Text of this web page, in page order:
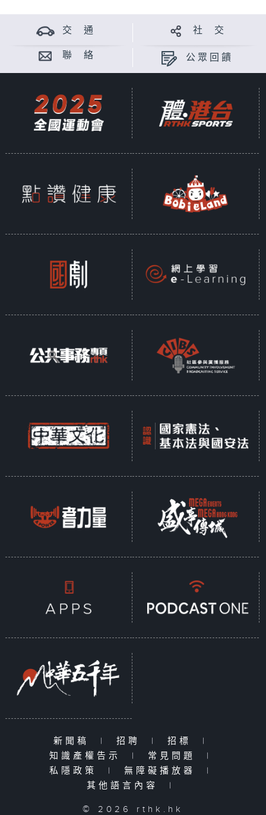
交 通 社 交
聯 絡 公眾回饋
新聞稿 | 招聘 | 招標
|
知識產權告示
| 常見問題
|
私隱政策
| 無障礙播放器
|
其他語言內容
|
© 2026 rthk.hk